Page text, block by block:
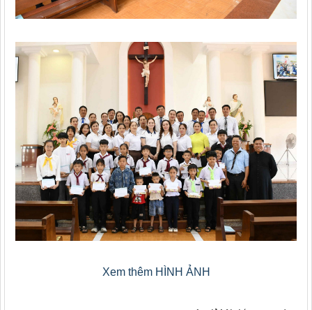
Xem thêm HÌNH ẢNH